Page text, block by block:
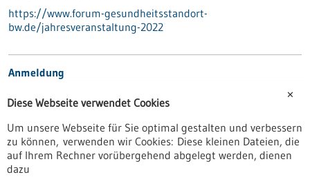
https://www.forum-gesundheitsstandort-
bw.de/jahresveranstaltung-2022
Anmeldung
https://www.forum-gesundheitsstandort-
bw.de/veranstaltungen/translation-neu-gedacht-wie-kommt-
innovation-die-medizin/anmeldung
✕
Diese Webseite verwendet Cookies
Um unsere Webseite für Sie optimal gestalten und verbessern
zu können, verwenden wir Cookies: Diese kleinen Dateien, die
auf Ihrem Rechner vorübergehend abgelegt werden, dienen
dazu